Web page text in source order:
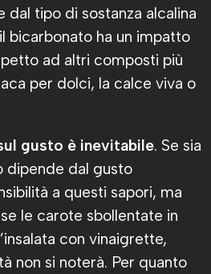
dal tipo di sostanza alcalina
bicarbonato ha un impatto
ad altri composti più
per dolci, la calce viva o
gusto è inevitabile. Se sia
dipende dal gusto
a questi sapori, ma
le carote sbollentate in
con vinaigrette,
non si noterà. Per quanto